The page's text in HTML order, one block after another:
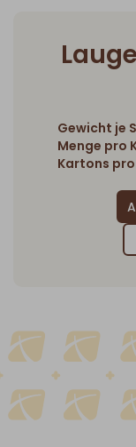
Gewicht je
Menge pro
Kartons